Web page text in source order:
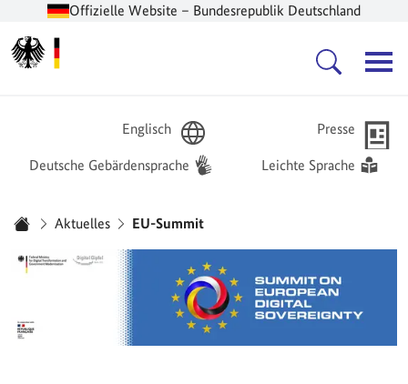
Offizielle Website – Bundesrepublik Deutschland
Englisch Presse
Deutsche Gebärdensprache Leichte Sprache
Aktuelles EU-Summit